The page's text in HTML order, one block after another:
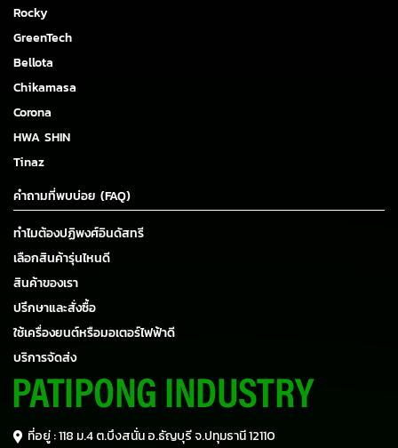
Rocky
GreenTech
Bellota
Chikamasa
Corona
HWA SHIN
Tinaz
คำถามที่พบบ่อย (FAQ)
ทำไมต้องปฏิพงศ์อินดัสทรี
เลือกสินค้ารุ่นไหนดี
สินค้าของเรา
ปรึกษาและสั่งซื้อ
ใช้เครื่องยนต์หรือมอเตอร์ไฟฟ้าดี
บริการจัดส่ง
ที่อยู่ : 118 ม.4 ต.บึงสนั่น อ.ธัญบุรีจ.ปทุมธานี 12110